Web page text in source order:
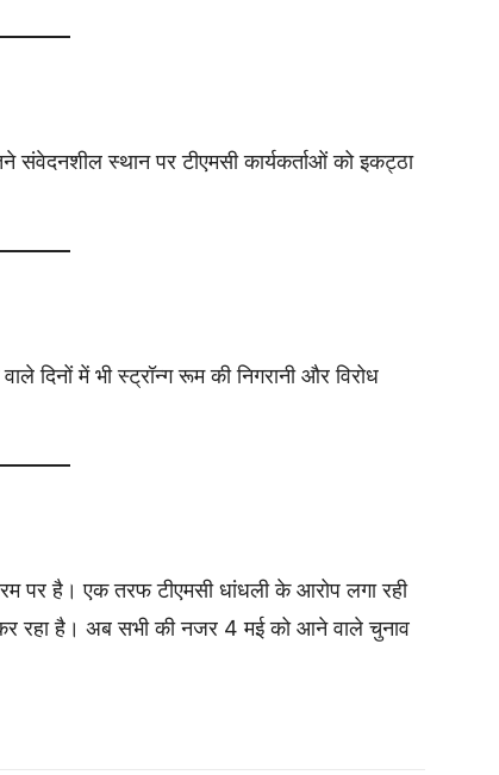
स्थान पर टीएमसी कार्यकर्ताओं को इकट्ठा
दिनों में भी स्ट्रॉन्ग रूम की निगरानी और विरोध
पर है। एक तरफ टीएमसी धांधली के आरोप लगा रही
रहा है। अब सभी की नजर 4 मई को आने वाले चुनाव